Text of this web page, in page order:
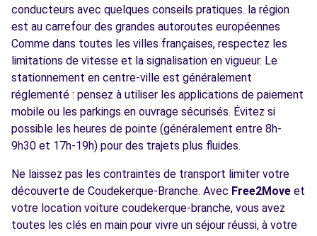
conducteurs avec quelques conseils pratiques. la région
est au carrefour des grandes autoroutes européennes
Comme dans toutes les villes françaises, respectez les
limitations de vitesse et la signalisation en vigueur. Le
stationnement en centre-ville est généralement
réglementé : pensez à utiliser les applications de paiement
mobile ou les parkings en ouvrage sécurisés. Évitez si
possible les heures de pointe (généralement entre 8h-
9h30 et 17h-19h) pour des trajets plus fluides.
Ne laissez pas les contraintes de transport limiter votre
découverte de Coudekerque-Branche. Avec Free2Move et
votre location voiture coudekerque-branche, vous avez
toutes les clés en main pour vivre un séjour réussi, à votre